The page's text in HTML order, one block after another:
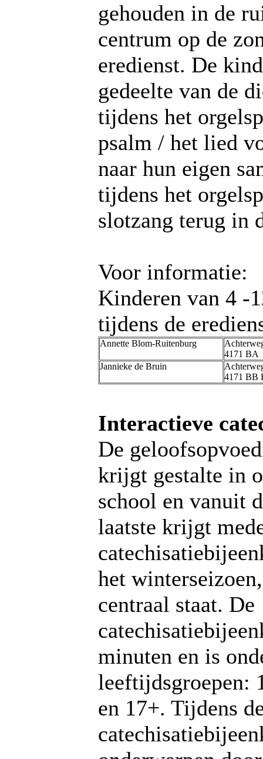
gehouden in de
centrum op de
eredienst. De
gedeelte van de
tijdens het
psalm / het lied
naar hun eigen
tijdens het
slotzang terug in
Voor informatie:
Kinderen van 4 -
tijdens de
Annette Blom-Ruitenburg
4171 BA
Jannieke de Bruin
4171 BB
Interactieve
De
krijgt gestalte in
school en vanuit
laatste krijgt
het
centraal staat. De
minuten en is
leeftijdsgroepen:
en 17+. Tijdens